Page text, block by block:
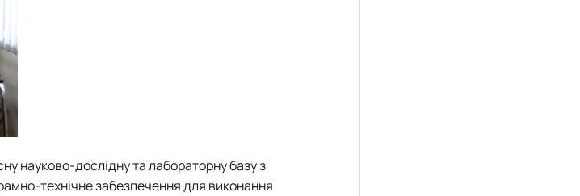
науково-дослідну та лабораторну базу з
технічне забезпечення для виконання